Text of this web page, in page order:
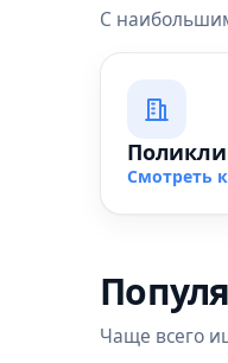
С
Смотреть
Чаще всего